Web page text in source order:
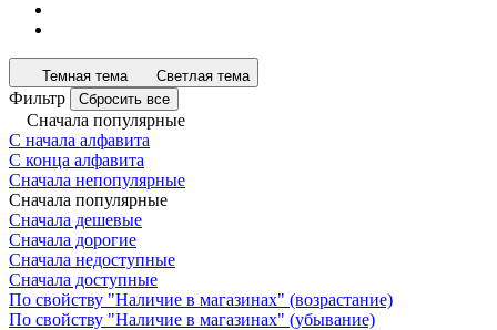
Темная тема Светлая тема
Фильтр Сбросить все
Сначала популярные
С начала алфавита
С конца алфавита
Сначала непопулярные
Сначала популярные
Сначала дешевые
Сначала дорогие
Сначала недоступные
Сначала доступные
По свойству "Наличие в магазинах" (возрастание)
По свойству "Наличие в магазинах" (убывание)